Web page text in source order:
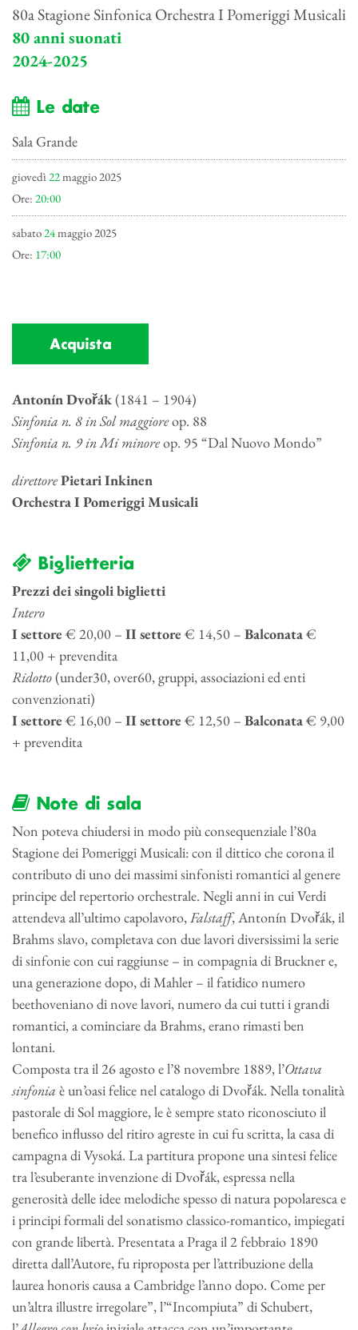
80a Stagione Sinfonica Orchestra I Pomeriggi Musicali
80 anni suonati
2024-2025
Le date
Sala Grande
giovedì 22maggio 2025
Ore: 20:00
sabato 24maggio 2025
Ore: 17:00
Acquista
Antonín Dvořák(1841 – 1904)
Sinfonia n. 8 in Sol maggioreop. 88
Sinfonia n. 9 in Mi minoreop. 95 “Dal Nuovo Mondo”
direttorePietari Inkinen
Orchestra I Pomeriggi Musicali
Biglietteria
Prezzi dei singoli biglietti
Intero
I settore€ 20,00 – II settore€ 14,50 – Balconata€
11,00 + prevendita
Ridotto(under30, over60, gruppi, associazioni ed enti
convenzionati)
I settore€ 16,00 – II settore€ 12,50 – Balconata€ 9,00
+ prevendita
Note di sala
Non poteva chiudersi in modo più consequenziale l’80a
Stagione dei Pomeriggi Musicali: con il dittico che corona il
contributo di uno dei massimi sinfonisti romantici al genere
principe del repertorio orchestrale. Negli anni in cui Verdi
attendeva all’ultimo capolavoro, Falstaff, Antonín Dvořák, il
Brahms slavo, completava con due lavori diversissimi la serie
di sinfonie con cui raggiunse – in compagnia di Bruckner e,
una generazione dopo, di Mahler – il fatidico numero
beethoveniano di nove lavori, numero da cui tutti i grandi
romantici, a cominciare da Brahms, erano rimasti ben
lontani.
Composta tra il 26 agosto e l’8 novembre 1889, l’Ottava
sinfonia è un’oasi felice nel catalogo di Dvořák. Nella tonalità
pastorale di Sol maggiore, le è sempre stato riconosciuto il
benefico influsso del ritiro agreste in cui fu scritta, la casa di
campagna di Vysoká. La partitura propone una sintesi felice
tra l’esuberante invenzione di Dvořák, espressa nella
generosità delle idee melodiche spesso di natura popolaresca e
i principi formali del sonatismo classico-romantico, impiegati
con grande libertà. Presentata a Praga il 2 febbraio 1890
diretta dall’Autore, fu riproposta per l’attribuzione della
laurea honoris causa a Cambridge l’anno dopo. Come per
un’altra illustre irregolare”, l’“Incompiuta” di Schubert,